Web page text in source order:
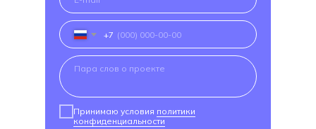
+7
Принимаю условия политики
конфиденциальности